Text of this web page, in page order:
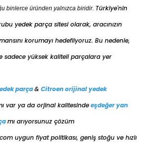
binlerce üründen yalnızca biridir. Türkiye'nin
yedek parça sitesi olarak, aracınızın
korumayı hedefliyoruz. Bu nedenle,
sadece yüksek kaliteli parçalara yer
parça& Citroen orijinal yedek
var ya da orjinal kalitesindeeşdeğeryan
mı arıyorsunuz çözüm
uygun fiyat politikası, geniş stoğu ve hızlı